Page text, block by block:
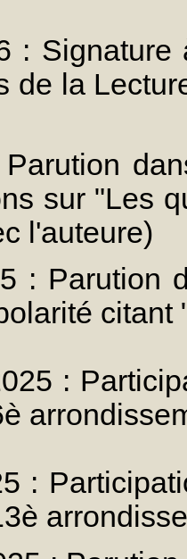
:
de la
sur "Les
l'auteure)
: Parution
:
: